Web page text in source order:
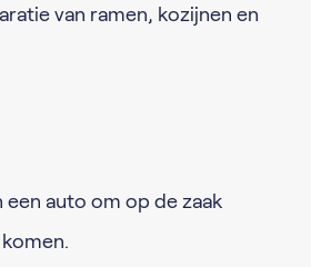
van ramen, kozijnen en
een auto om op de zaak